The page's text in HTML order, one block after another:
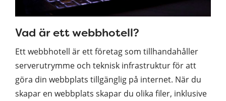
Vad är ett webbhotell?
Ett webbhotell är ett företag som tillhandahåller
serverutrymme och teknisk infrastruktur för att
göra din webbplats tillgänglig på internet. När du
skapar en webbplats skapar du olika filer, inklusive